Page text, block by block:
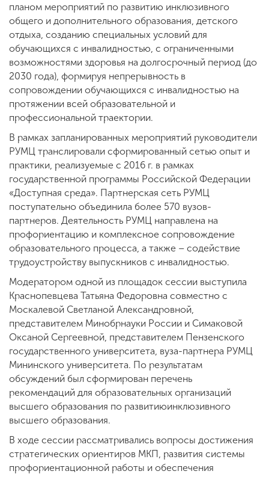
планом мероприятий по развитию инклюзивного
общего и дополнительного образования, детского
отдыха, созданию специальных условий для
обучающихся с инвалидностью, с ограниченными
возможностями здоровья на долгосрочный период (до
2030 года), формируя непрерывность в
сопровождении обучающихся с инвалидностью на
протяжении всей образовательной и
профессиональной траектории.
В рамках запланированных мероприятий руководители
РУМЦ транслировали сформированный сетью опыт и
практики, реализуемые с 2016 г. в рамках
государственной программы Российской Федерации
«Доступная среда». Партнерская сеть РУМЦ
поступательно объединила более 570 вузов-
партнеров. Деятельность РУМЦ направлена на
профориентацию и комплексное сопровождение
образовательного процесса, а также – содействие
трудоустройству выпускников с инвалидностью.
Модератором одной из площадок сессии выступила
Краснопевцева Татьяна Федоровна совместно с
Москалевой Светланой Александровной,
представителем Минобрнауки России и Симаковой
Оксаной Сергеевной, представителем Пензенского
государственного университета, вуза-партнера РУМЦ
Мининского университета. По результатам
обсуждений был сформирован перечень
рекомендаций для образовательных организаций
высшего образования по развитиюинклюзивного
высшего образования.
В ходе сессии рассматривались вопросы достижения
стратегических ориентиров МКП, развития системы
профориентационной работы и обеспечения